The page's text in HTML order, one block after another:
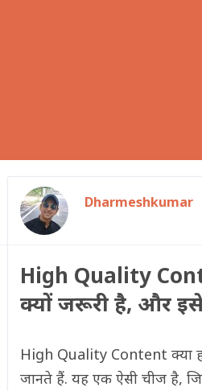
Dharmeshkumar
High Quality
क्यों जरूरी है, और
High Quality Content क्या
जानते हैं. यह एक ऐसी चीज है,